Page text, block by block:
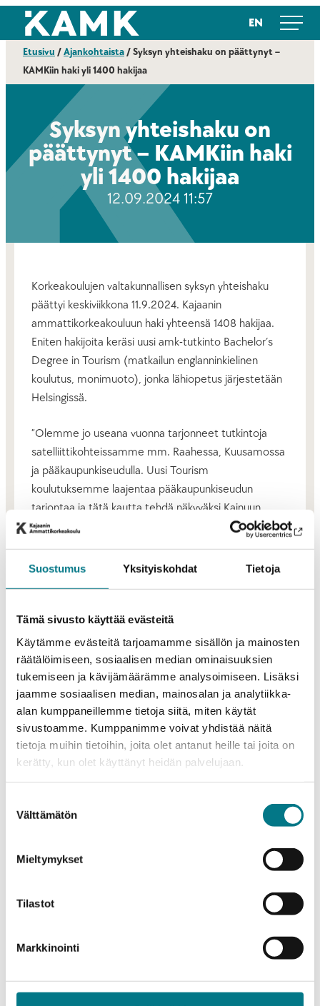
Suostumus Yksityiskohdat Tietoja
Tämä sivusto käyttää evästeitä
Käytämme evästeitä tarjoamamme sisällön ja mainosten
räätälöimiseen, sosiaalisen median ominaisuuksien
tukemiseen ja kävijämäärämme analysoimiseen. Lisäksi
jaamme sosiaalisen median, mainosalan ja analytiikka-
alan kumppaneillemme tietoja siitä, miten käytät
sivustoamme. Kumppanimme voivat yhdistää näitä
tietoja muihin tietoihin, joita olet antanut heille tai joita on
kerätty, kun olet käyttänyt heidän palvelujaan.
valinta
Välttämätön
Mieltymykset
Tilastot
Markkinointi
Siirry
suoraan
sisältöön
Kajaanin ammattikorkeakoulu EN
Etusivu /Ajankohtaista/Syksyn yhteishaku on päättynyt –
KAMKiin haki yli 1400 hakijaa
Syksyn yhteishaku on
päättynyt – KAMKiin haki
yli 1400 hakijaa
12.09.2024 11:57
Korkeakoulujen valtakunnallisen syksyn yhteishaku
päättyi keskiviikkona 11.9.2024. Kajaanin
ammattikorkeakouluun haki yhteensä 1408 hakijaa.
Eniten hakijoita keräsi uusi amk-tutkinto Bachelor´s
Degree in Tourism (matkailun englanninkielinen
koulutus, monimuoto), jonka lähiopetus järjestetään
Helsingissä.
”Olemme jo useana vuonna tarjonneet tutkintoja
satelliittikohteissamme mm. Raahessa, Kuusamossa
ja pääkaupunkiseudulla. Uusi Tourism
koulutuksemme laajentaa pääkaupunkiseudun
tarjontaa ja tätä kautta tehdä näkyväksi Kainuun
mahdollisuuksia matkailukohteena. Pyrimme
joissa työelämä tarvitsee uusia osaajia. Tämän vuoksi
toteaa rehtori Matti Sarén.
Kajaanin ammattikorkeakoulun syksyn 2024
yhteishaussa oli haussa 125 aloituspaikkaa viidessä eri
koulutuksessa. Haussa olivat liikunnan, matkailun ja
sairaanhoitajan monimuotokoulutukset aikaisempien
vuosien tapaan. Tänä syksynä uusina hakukohteina
olivat Energia murroksen johtamisen koulutus
(insinööri YAMK) sekä englanninkielinen Bachelor´s
Degree in Tourism -koulutus.
Tänä vuonna hakukohteet eivät yltäneet viime
tutkinto keräsi ennätyksellisen yli 3000 hakijan
21.11. Opiskelijaksi hyväksyttyjen tulee ottaa
Opinnot alkavat tammikuussa 2025.